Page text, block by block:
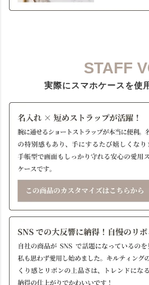
STAFF
実際にスマホケースを使